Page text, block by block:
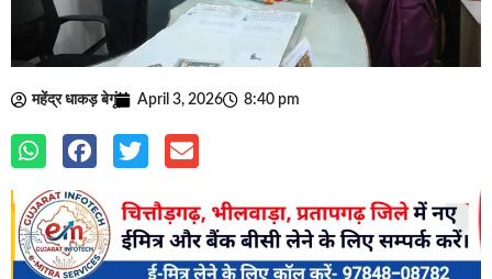
महेंद्र धाकड़ बेगूं April 3, 2026 8:40 pm